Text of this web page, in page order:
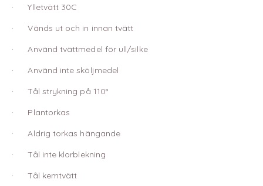
· Ylletvätt 30C
· Vänds ut och in innan tvätt
· Använd tvättmedel för ull/silke
· Använd inte sköljmedel
· Tål strykning på 110°
· Plantorkas
· Aldrig torkas hängande
· Tål inte klorblekning
· Tål kemtvätt